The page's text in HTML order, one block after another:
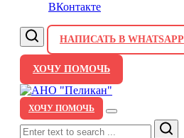
ВКонтакте
НАПИСАТЬ В WHATSAPP
ХОЧУ ПОМОЧЬ
ХОЧУ ПОМОЧЬ
Search